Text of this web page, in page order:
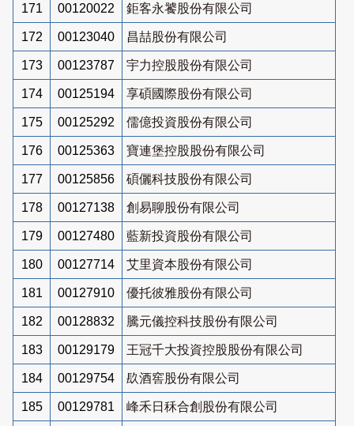
171 00120022 鉅客永饕股份有限公司
172 00123040 昌喆股份有限公司
173 00123787 宇力控股股份有限公司
174 00125194 享碩國際股份有限公司
175 00125292 儒億投資股份有限公司
176 00125363 寶連堡控股股份有限公司
177 00125856 碩儷科技股份有限公司
178 00127138 創易聊股份有限公司
179 00127480 藍新投資股份有限公司
180 00127714 艾里資本股份有限公司
181 00127910 優托彼雅股份有限公司
182 00128832 騰元儀控科技股份有限公司
183 00129179 王冠千大投資控股股份有限公司
184 00129754 镹酒窖股份有限公司
185 00129781 峰禾日秝合創股份有限公司